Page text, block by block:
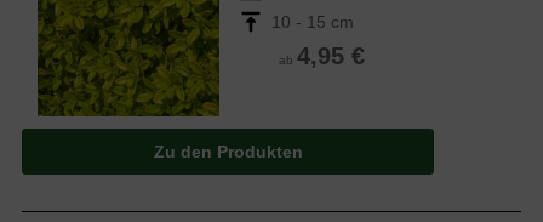
10 - 15 cm
ab 4,95 €
Zu den Produkten